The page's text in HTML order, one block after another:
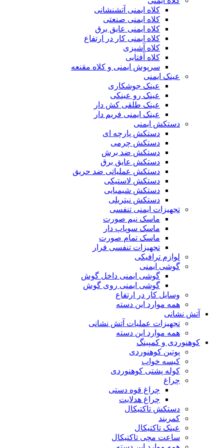
کلاه ایمنی آتشنشانی
کلاه ایمنی صنعتی
کلاه ایمنی عایق برق
کلاه ایمنی کار در ارتفاع
کلاه آشپزی
کلاه آفتابی
سرپوش ایمنی و کلاه مقنعه
عینک ایمنی
عینک جوشکاری
عینک رو عینکی
عینک طلقی کش دار
عینک ایمنی فریم دار
دستکش ایمنی
دستکش پارچه ای
دستکش چرمی
دستکش ضد برش
دستکش عایق برق
دستکش عملیاتی ضد حریق
دستکش لاستیکی
دستکش شیمیایی
دستکش نیتریلی
تجهیزات ایمنی تنفسی
ماسک نیم صورت
ماسک سوپاپ دار
ماسک تمام صورت
تجهیزات تنفسی فرار
لوازم ترافیکی
گوشی ایمنی
گوشی ایمنی داخل گوش
گوشی ایمنی روی گوش
وسایل کار در ارتفاع
همه موارد این دسته
آتش نشانی
تجهیزات عملیات آتش نشانی
همه موارد این دسته
کوهنوردی و کمپینگ
پوتین کوهنوردی
کیسه خواب
کوله پشتی کوهنوردی
چراغ
چراغ قوه دستی
چراغ هدلایت
دستکش تاکتیکال
کمربند
عینک تاکتیکال
ساعت مچی تاکتیکال